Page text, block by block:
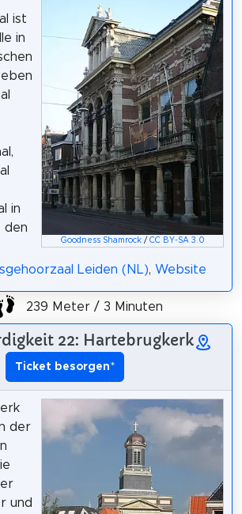
Goodness Shamrock/ CC BY-SA 3.0
ist
in
in
den
Leiden (NL), Website
239 Meter / 3 Minuten
22: Hartebrugkerk
Ticket besorgen*
der
und